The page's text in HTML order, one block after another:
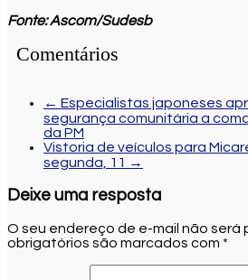
Fonte: Ascom/Sudesb
Comentários
← Especialistas japoneses
segurança comunitária a
da PM
Vistoria de veículos para
segunda, 11 →
Deixe uma resposta
O seu endereço de e-mail não será
obrigatórios são marcados com *